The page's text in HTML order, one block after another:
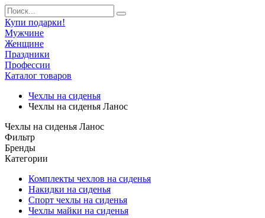
Купи подарки!
Мужчине
Женщине
Праздники
Профессии
Каталог товаров
Чехлы на сиденья
Чехлы на сиденья Ланос
Чехлы на сиденья Ланос
Фильтр
Бренды
Категории
Комплекты чехлов на сиденья
Накидки на сиденья
Спорт чехлы на сиденья
Чехлы майки на сиденья